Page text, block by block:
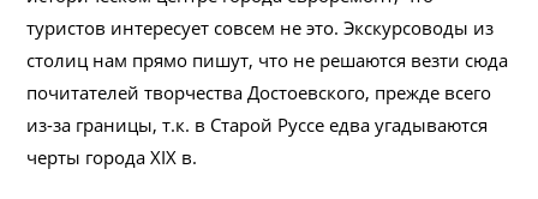
туристов интересует совсем не это. Экскурсоводы из
столиц нам прямо пишут, что не решаются везти сюда
почитателей творчества Достоевского, прежде всего
из-за границы, т.к. в Старой Руссе едва угадываются
черты города XIX в.